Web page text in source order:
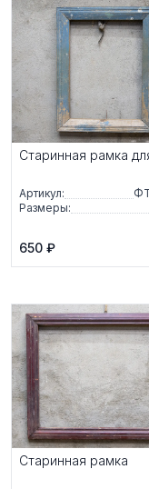
Старинная рамка
Артикул:
Размеры:
650 ₽
Старинная рамка